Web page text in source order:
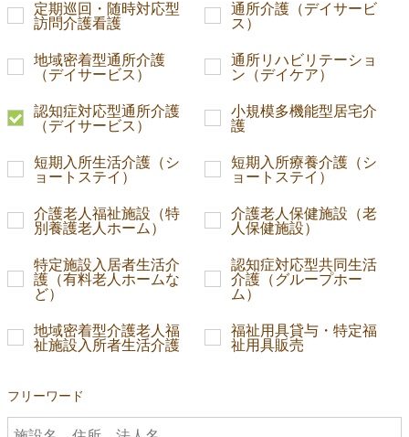
定期巡回・随時対応型
訪問介護看護
通所介護（デイサービ
ス）
地域密着型通所介護
（デイサービス）
通所リハビリテーショ
ン（デイケア）
認知症対応型通所介護
（デイサービス）
小規模多機能型居宅介
護
短期入所生活介護（シ
ョートステイ）
短期入所療養介護（シ
ョートステイ）
介護老人福祉施設（特
別養護老人ホーム）
介護老人保健施設（老
人保健施設）
特定施設入居者生活介
護（有料老人ホームな
ど）
認知症対応型共同生活
介護（グループホー
ム）
地域密着型介護老人福
祉施設入所者生活介護
福祉用具貸与・特定福
祉用具販売
フリーワード